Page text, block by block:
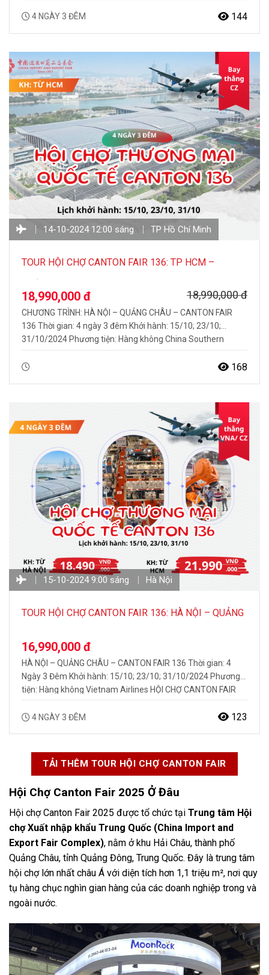
Canton Fair – Hội chợ Thương mại Quốc tế có quy mô lớn
4 NGÀY 3 ĐÊM 144
14-10-2024 12:00 sáng TP Hồ Chí Minh
TOUR HỘI CHỢ CANTON FAIR 136: TP HCM –
18,990,000 đ 18,990,000 đ
CHƯƠNG TRÌNH: HÀ NỘI – QUẢNG CHÂU – CANTON FAIR
136 Thời gian: 4 ngày 3 đêm Khởi hành: 15/10; 23/10;
31/10/2024 Phương tiện: Hàng không China Southern
CHÂU Hội chợ Canton Fair – Hội chợ Thương mại Quốc tế có
168
15-10-2024 9:00 sáng Hà Nội
TOUR HỘI CHỢ CANTON FAIR 136: HÀ NỘI – QUẢNG
16,990,000 đ
HÀ NỘI – QUẢNG CHÂU – CANTON FAIR 136 Thời gian: 4
Ngày 3 Đêm Khởi hành: 15/10; 23/10; 31/10/2024 Phương
tiện: Hàng không Vietnam Airlines HỘI CHỢ CANTON FAIR
Quốc tế có quy mô lớn nhất và lịch sử phát triển lâu…
4 NGÀY 3 ĐÊM 123
TẢI THÊM TOUR HỘI CHỢ CANTON FAIR
Hội Chợ Canton Fair 2025 Ở Đâu
Hội chợ Canton Fair 2025 được tổ chức tại Trung tâm Hội
chợ Xuất nhập khẩu Trung Quốc (China Import and
Export Fair Complex), nằm ở khu Hải Châu, thành phố
Quảng Châu, tỉnh Quảng Đông, Trung Quốc. Đây là trung tâm
hội chợ lớn nhất châu Á với diện tích hơn 1,1 triệu m², nơi quy
tụ hàng chục nghìn gian hàng của các doanh nghiệp trong và
ngoài nước.